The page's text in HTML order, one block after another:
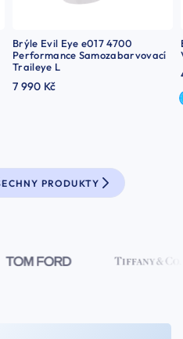
Brýle Evil Eye e017 4700
Performance Samozabarvovací
Traileye L
7 990 Kč
PRODUKTY